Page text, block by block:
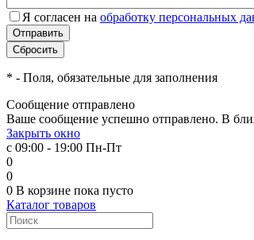
Я согласен на обработку персональных
* - Поля, обязательные для заполнения
Сообщение отправлено
Ваше сообщение успешно отправлено. В
Закрыть окно
с 09:00 - 19:00 Пн-Пт
0
0
0 В корзине пока пусто
Каталог товаров